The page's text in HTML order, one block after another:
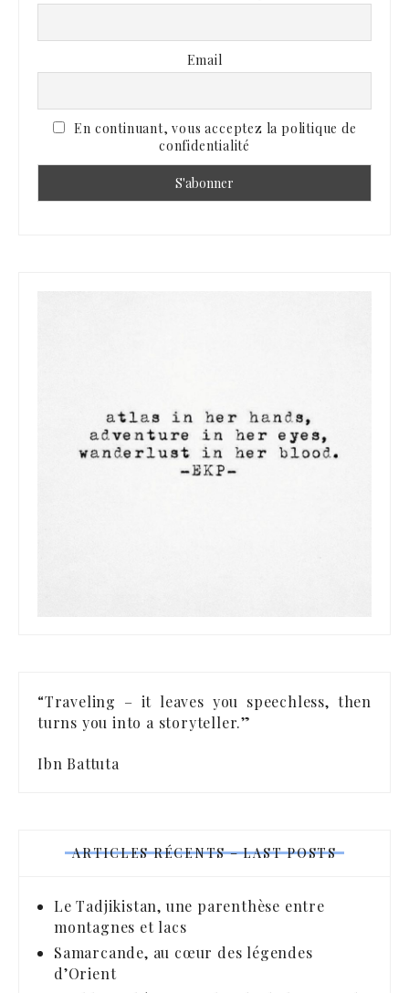
Email
En continuant, vous acceptez la politique de
confidentialité
“Traveling – it leaves you speechless, then
turns you into a storyteller.”
Ibn Battuta
ARTICLES RÉCENTS – LAST POSTS
Le Tadjikistan, une parenthèse entre
montagnes et lacs
Samarcande, au cœur des légendes
d’Orient